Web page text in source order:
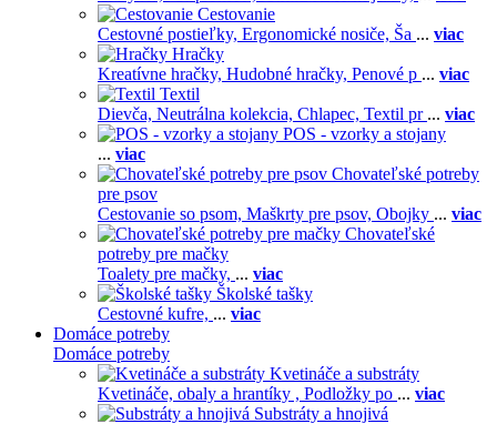
Cestovanie
Cestovné postieľky, Ergonomické nosiče, Ša ... viac
Hračky
Kreatívne hračky, Hudobné hračky, Penové p ... viac
Textil
Dievča, Neutrálna kolekcia, Chlapec, Textil pr ... viac
POS - vzorky a stojany
... viac
Chovateľské potreby
pre psov
Cestovanie so psom, Maškrty pre psov, Obojky ... viac
Chovateľské
potreby pre mačky
Toalety pre mačky, ... viac
Školské tašky
Cestovné kufre, ... viac
Domáce potreby
Domáce potreby
Kvetináče a substráty
Kvetináče, obaly a hrantíky , Podložky po ... viac
Substráty a hnojivá